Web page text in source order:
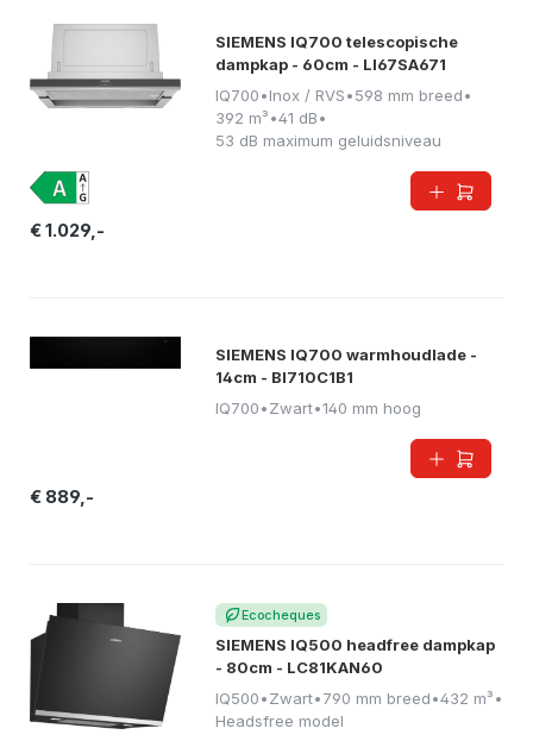
SIEMENS IQ700 telescopische
dampkap - 60cm - LI67SA671
IQ700•Inox / RVS•598 mm breed•
392 m³•41 dB•
53 dB maximum geluidsniveau
€ 1.029,-
SIEMENS IQ700 warmhoudlade -
14cm - BI710C1B1
IQ700•Zwart•140 mm hoog
€ 889,-
Ecocheques
SIEMENS IQ500 headfree dampkap
- 80cm - LC81KAN60
IQ500•Zwart•790 mm breed•432 m³•
Headsfree model